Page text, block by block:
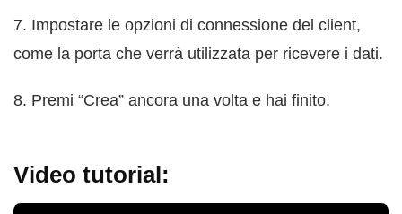
7. Impostare le opzioni di connessione del client,
come la porta che verrà utilizzata per ricevere i dati.
8. Premi “Crea” ancora una volta e hai finito.
Video tutorial: